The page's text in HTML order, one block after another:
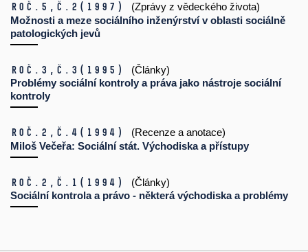
Roč.5, č.2 (1997)
(Zprávy z vědeckého života)
Možnosti a meze sociálního inženýrství v oblasti sociálně
patologických jevů
Roč.3, č.3 (1995)
(Články)
Problémy sociální kontroly a práva jako nástroje sociální
kontroly
Roč.2, č.4 (1994)
(Recenze a anotace)
Miloš Večeřa: Sociální stát. Východiska a přístupy
Roč.2, č.1 (1994)
(Články)
Sociální kontrola a právo - některá východiska a problémy